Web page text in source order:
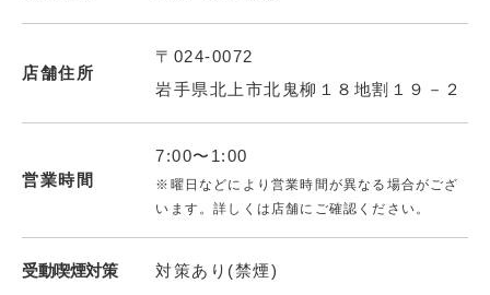
店舗住所
〒024-0072
岩手県北上市北鬼柳１８地割１９－２
営業時間
7:00〜1:00
※曜日などにより営業時間が異なる場合がござ
います。詳しくは店舗にご確認ください。
受動喫煙対策 対策あり(禁煙)